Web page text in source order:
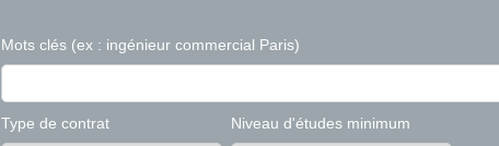
Mots clés (ex : ingénieur commercial Paris)
Type de contrat Niveau d'études minimum